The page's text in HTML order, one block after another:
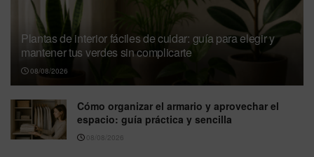
Plantas de interior fáciles de cuidar: guía para elegir y
mantener tus verdes sin complicarte
08/08/2026
Cómo organizar el armario y aprovechar el
espacio: guía práctica y sencilla
08/08/2026